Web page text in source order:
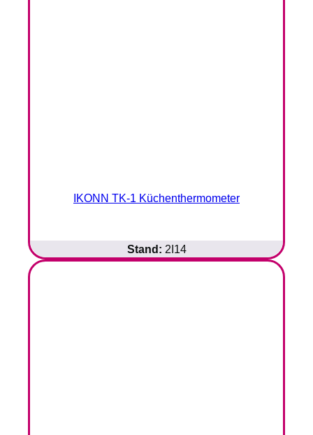
IKONN TK-1 Küchenthermometer
Stand: 2I14